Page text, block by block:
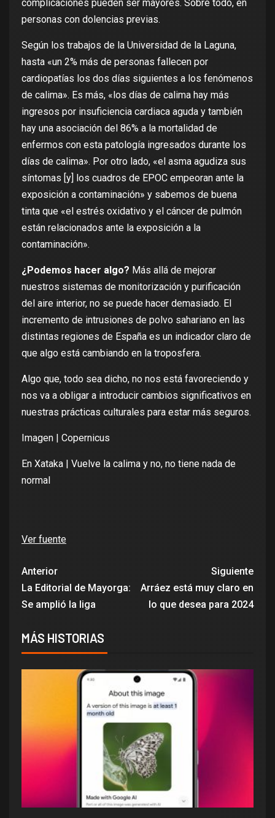
complicaciones pueden ser mayores. Sobre todo, en
personas con dolencias previas.
Según los trabajos de la Universidad de la Laguna,
hasta «un 2% más de personas fallecen por
cardiopatías los dos días siguientes a los fenómenos
de calima». Es más, «los días de calima hay más
ingresos por insuficiencia cardiaca aguda y también
hay una asociación del 86% a la mortalidad de
enfermos con esta patología ingresados durante los
días de calima». Por otro lado, «el asma agudiza sus
síntomas [y] los cuadros de EPOC empeoran ante la
exposición a contaminación» y sabemos de buena
tinta que «el estrés oxidativo y el cáncer de pulmón
están relacionados ante la exposición a la
contaminación».
¿Podemos hacer algo? Más allá de mejorar
nuestros sistemas de monitorización y purificación
del aire interior, no se puede hacer demasiado. El
incremento de intrusiones de polvo sahariano en las
distintas regiones de España es un indicador claro de
que algo está cambiando en la troposfera.
Algo que, todo sea dicho, no nos está favoreciendo y
nos va a obligar a introducir cambios significativos en
nuestras prácticas culturales para estar más seguros.
Imagen | Copernicus
En Xataka | Vuelve la calima y no, no tiene nada de
normal
Ver fuente
Anterior
La Editorial de Mayorga:
Se amplió la liga
Siguiente
Arráez está muy claro en
lo que desea para 2024
MÁS HISTORIAS